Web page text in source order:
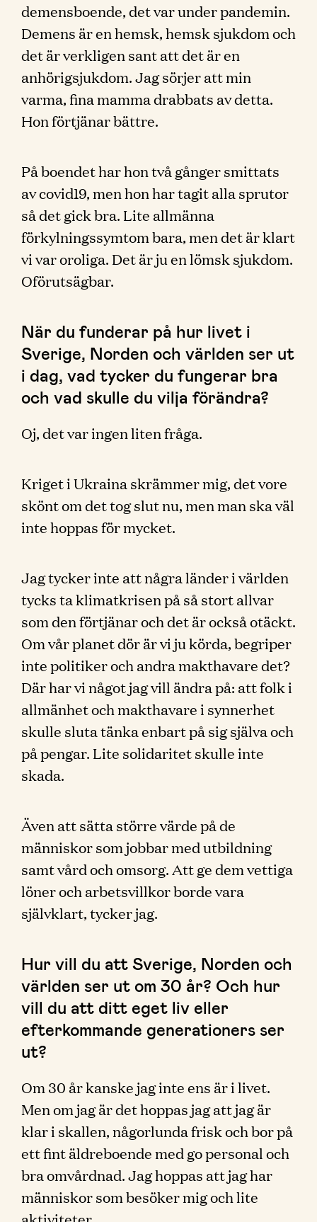
demensboende, det var under pandemin.
Demens är en hemsk, hemsk sjukdom och
det är verkligen sant att det är en
anhörigsjukdom. Jag sörjer att min
varma, fina mamma drabbats av detta.
Hon förtjänar bättre.
På boendet har hon två gånger smittats
av covid19, men hon har tagit alla sprutor
så det gick bra. Lite allmänna
förkylningssymtom bara, men det är klart
vi var oroliga. Det är ju en lömsk sjukdom.
Oförutsägbar.
När du funderar på hur livet i
Sverige, Norden och världen ser ut
i dag, vad tycker du fungerar bra
och vad skulle du vilja förändra?
Oj, det var ingen liten fråga.
Kriget i Ukraina skrämmer mig, det vore
skönt om det tog slut nu, men man ska väl
inte hoppas för mycket.
Jag tycker inte att några länder i världen
tycks ta klimatkrisen på så stort allvar
som den förtjänar och det är också otäckt.
Om vår planet dör är vi ju körda, begriper
inte politiker och andra makthavare det?
Där har vi något jag vill ändra på: att folk i
allmänhet och makthavare i synnerhet
skulle sluta tänka enbart på sig själva och
på pengar. Lite solidaritet skulle inte
skada.
Även att sätta större värde på de
människor som jobbar med utbildning
samt vård och omsorg. Att ge dem vettiga
löner och arbetsvillkor borde vara
självklart, tycker jag.
Hur vill du att Sverige, Norden och
världen ser ut om 30 år? Och hur
vill du att ditt eget liv eller
efterkommande generationers ser
ut?
Om 30 år kanske jag inte ens är i livet.
Men om jag är det hoppas jag att jag är
klar i skallen, någorlunda frisk och bor på
ett fint äldreboende med go personal och
bra omvårdnad. Jag hoppas att jag har
människor som besöker mig och lite